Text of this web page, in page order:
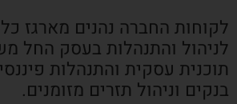
לקוחות החברה נהנים מארגז
לניהול והתנהלות בעסק החל
תוכנית עסקית והתנהלות
בנקים וניהול תזרים מזומנים.